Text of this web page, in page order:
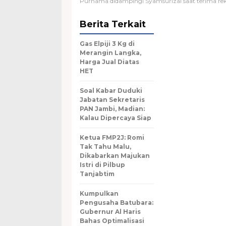
Berita Terkait
Gas Elpiji 3 Kg di
Merangin Langka,
Harga Jual Diatas
HET
Soal Kabar Duduki
Jabatan Sekretaris
PAN Jambi, Madian:
Kalau Dipercaya Siap
Ketua FMP2J: Romi
Tak Tahu Malu,
Dikabarkan Majukan
Istri di Pilbup
Tanjabtim
Kumpulkan
Pengusaha Batubara:
Gubernur Al Haris
Bahas Optimalisasi